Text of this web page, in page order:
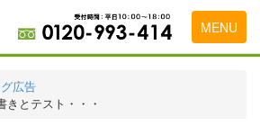
MENU
広告
きとテスト・・・